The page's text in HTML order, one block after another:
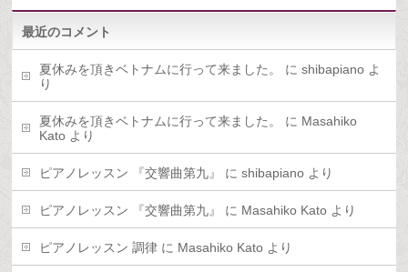
最近のコメント
夏休みを頂きベトナムに行って来ました。 にshibapiano よ
り
夏休みを頂きベトナムに行って来ました。 に Masahiko
Kato より
ピアノレッスン 『交響曲第九』 にshibapiano より
ピアノレッスン 『交響曲第九』 に Masahiko Kato より
ピアノレッスン 調律 に Masahiko Kato より